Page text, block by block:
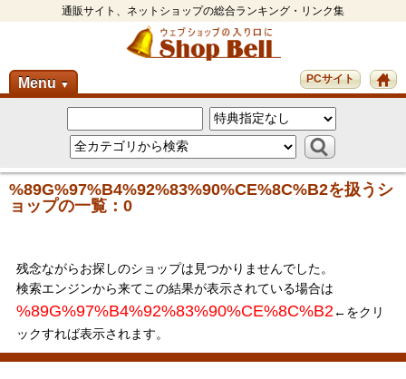
通販サイト、ネットショップの総合ランキング・リンク集
Menu ▼ PCサイト
%89G%97%B4%92%83%90%CE%8C%B2を扱うシ
ョップの一覧：0
残念ながらお探しのショップは見つかりませんでした。
検索エンジンから来てこの結果が表示されている場合は
%89G%97%B4%92%83%90%CE%8C%B2←をクリ
ックすれば表示されます。